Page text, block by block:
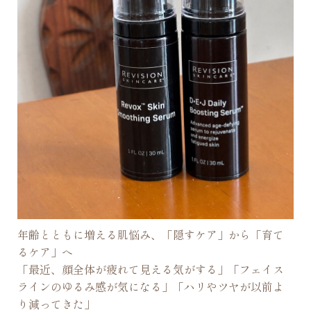
年齢とともに増える肌悩み、「隠すケア」から「育て
るケア」へ
「最近、顔全体が疲れて見える気がする」「フェイス
ラインのゆるみ感が気になる」「ハリやツヤが以前よ
り減ってきた」